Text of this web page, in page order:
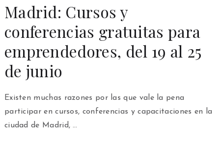
Madrid: Cursos y
conferencias gratuitas para
emprendedores, del 19 al 25
de junio
Existen muchas razones por las que vale la pena
participar en cursos, conferencias y capacitaciones en la
ciudad de Madrid, …